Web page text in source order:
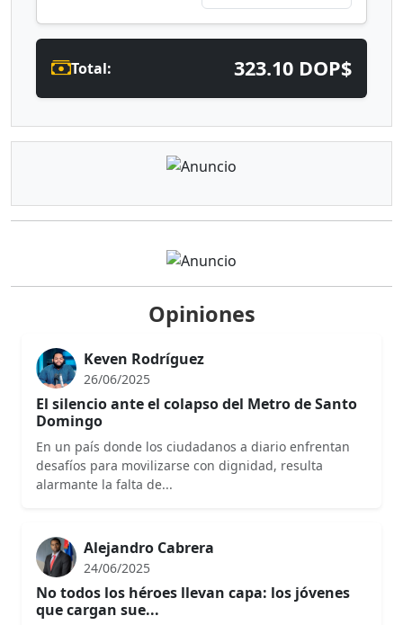
Total: 323.10 DOP$
Opiniones
Keven Rodríguez
26/06/2025
El silencio ante el colapso del Metro de Santo
Domingo
En un país donde los ciudadanos a diario enfrentan
desafíos para movilizarse con dignidad, resulta
alarmante la falta de...
Alejandro Cabrera
24/06/2025
No todos los héroes llevan capa: los jóvenes
que cargan sue...